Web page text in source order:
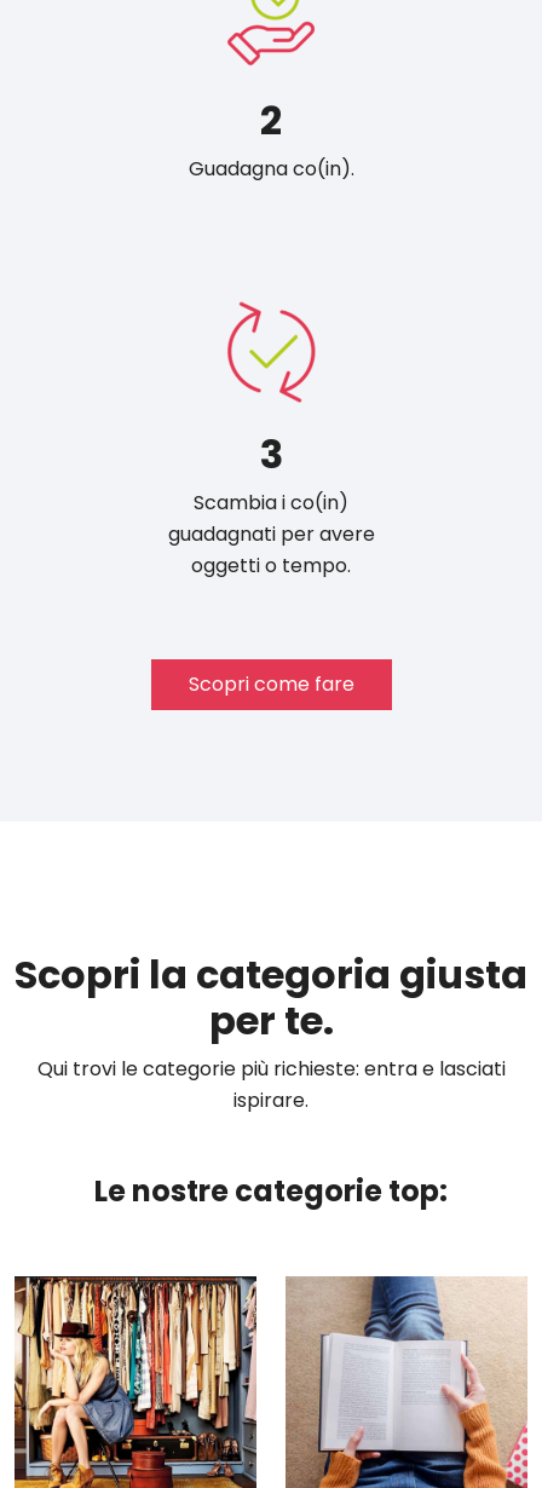
2
Guadagna co(in).
3
Scambia i co(in)
guadagnati per avere
oggetti o tempo.
Scopri come fare
Scopri la categoria giusta
per te.
Qui trovi le categorie più richieste: entra e lasciati
ispirare.
Le nostre categorie top: